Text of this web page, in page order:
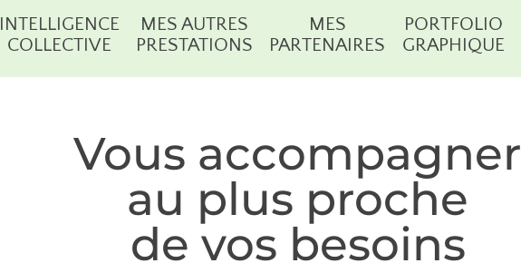
INTELLIGENCE
COLLECTIVE
MES AUTRES
PRESTATIONS
MES
PARTENAIRES
PORTFOLIO
GRAPHIQUE
Vous accompagner
au plus proche
de vos besoins